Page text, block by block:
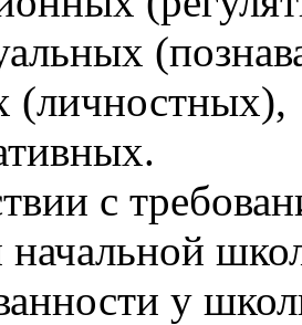
(личностных),
с
у